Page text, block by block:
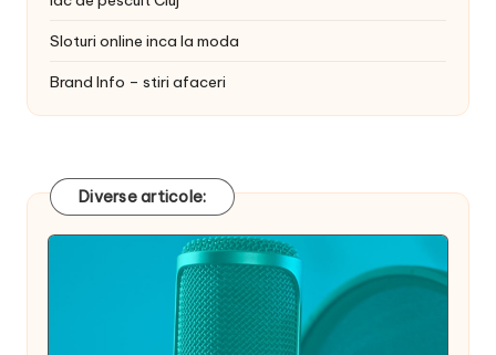
Sloturi online inca la moda
Brand Info – stiri afaceri
Diverse articole: